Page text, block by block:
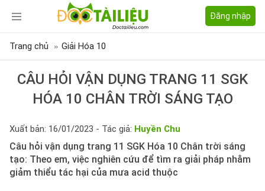
Đăng nhập
Trang chủ Giải Hóa 10
CÂU HỎI VẬN DỤNG TRANG 11 SGK
HÓA 10 CHÂN TRỜI SÁNG TẠO
Xuất bản: 16/01/2023 - Tác giả: Huyền Chu
Câu hỏi vận dụng trang 11 SGK Hóa 10 Chân trời sáng
tạo: Theo em, việc nghiên cứu để tìm ra giải pháp nhằm
giảm thiểu tác hại của mưa acid thuộc